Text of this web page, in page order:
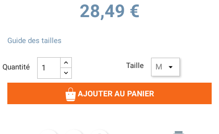
28,49 €
Taille
Guide des tailles
Quantité
AJOUTER AU PANIER